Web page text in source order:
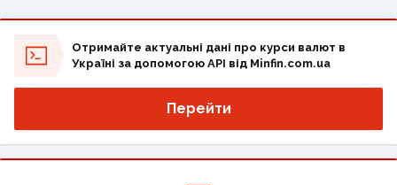
Отримайте актуальні дані про курси валют в
Україні за допомогою API від Minfin.com.ua
Перейти